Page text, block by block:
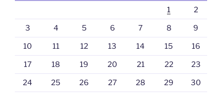
1 2
3 4 5 6 7 8 9
10 11 12 13 14 15 16
17 18 19 20 21 22 23
24 25 26 27 28 29 30